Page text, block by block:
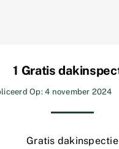
1 Gratis
Op: 4 november 2024
Gratis dakinspectie